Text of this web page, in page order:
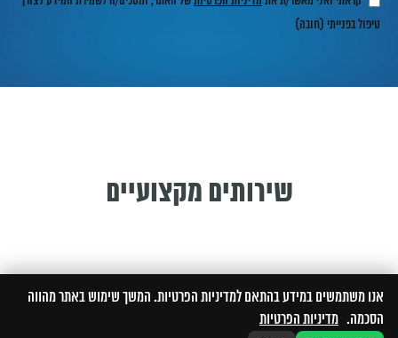
טיפול בפנייתי (חובה)
שירותים מקצועיים
אנו משתמשים במידע בהתאם למדיניות הפרטיות. המשך שימוש באתר מהווה
הסכמה. מדיניות הפרטיות